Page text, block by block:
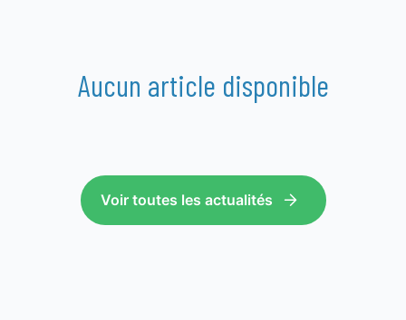
Aucun article disponible
Voir toutes les actualités